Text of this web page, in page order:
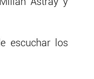
Astray y
escuchar los